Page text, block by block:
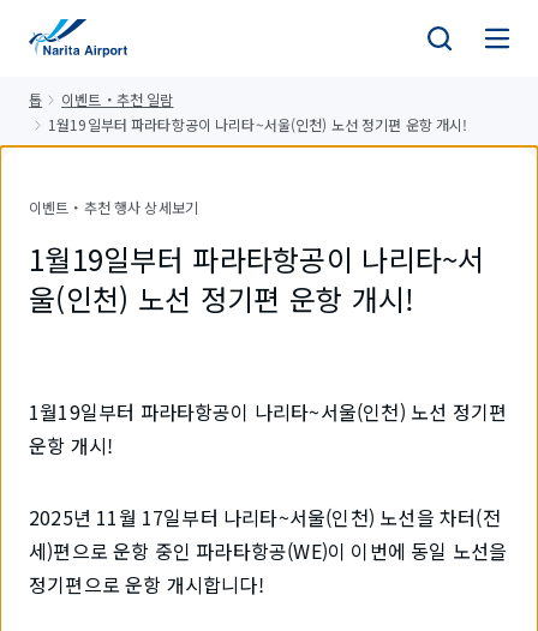
톱
이벤트・추천 일람
1월19일부터 파라타항공이 나리타~서울(인천) 노선 정기편 운항 개시!
이벤트・추천 행사 상세보기
1월19일부터 파라타항공이 나리타~서
울(인천) 노선 정기편 운항 개시!
1월19일부터 파라타항공이 나리타~서울(인천) 노선 정기편
운항 개시!
2025년 11월 17일부터 나리타~서울(인천) 노선을 차터(전
세)편으로 운항 중인 파라타항공(WE)이 이번에 동일 노선을
정기편으로 운항 개시합니다!